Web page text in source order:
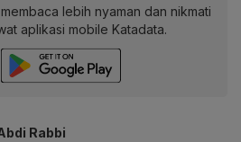
lebih nyaman dan nikmati
aplikasi mobile Katadata.
Rabbi